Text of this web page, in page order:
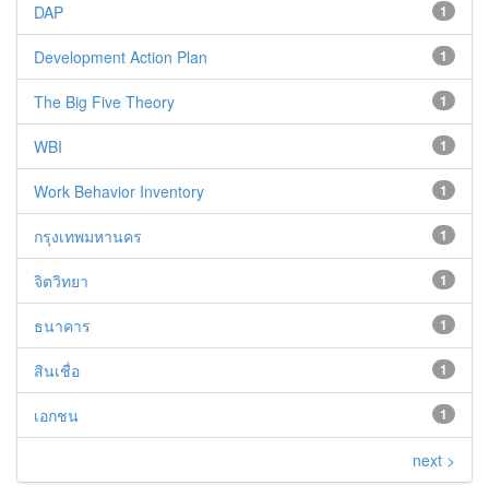
1
DAP
1
Development Action Plan
1
The Big Five Theory
1
WBI
1
Work Behavior Inventory
1
กรุงเทพมหานคร
1
จิตวิทยา
1
ธนาคาร
1
สินเชื่อ
1
เอกชน
next >